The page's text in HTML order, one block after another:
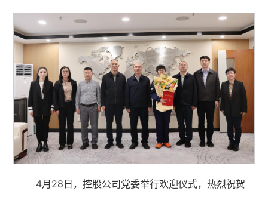
4月28日，控股公司党委举行欢迎仪式，热烈祝贺